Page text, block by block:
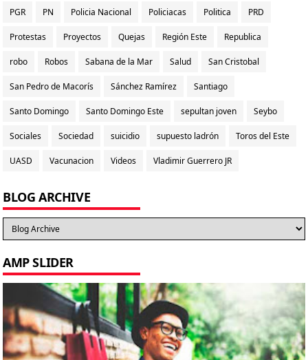
PGR PN Policia Nacional Policiacas Politica PRD
Protestas Proyectos Quejas Región Este Republica
robo Robos Sabana de la Mar Salud San Cristobal
San Pedro de Macorís Sánchez Ramírez Santiago
Santo Domingo Santo Domingo Este sepultan joven Seybo
Sociales Sociedad suicidio supuesto ladrón Toros del Este
UASD Vacunacion Videos Vladimir Guerrero JR
BLOG ARCHIVE
AMP SLIDER